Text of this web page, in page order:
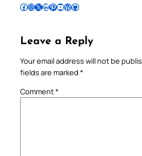
Follow Pradeep on Facebook Follow Pradeep on InstagramFollow Pradeep on X Follow Pradeep on LinkedIn Follow Pradeep on Pinterest Subscribe to Pradeep’s Youtube Channel Follow Pradeep on WordPress Follow Pradeep on GitHub
Leave a Reply
Your email address will not be
fields are marked *
Comment*